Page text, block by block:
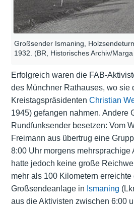
Großsender Ismaning,
1932. (BR, Historisches Archiv/
Erfolgreich waren die FAB-
des Münchner Rathauses, wo sie
Kreistagspräsidenten Christian
1945) gefangen nahmen. Andere
Rundfunksender besetzen: Vom
Freimann aus übertrug eine
8:00 Uhr morgens mehrsprachige
hatte jedoch keine große
mehr als 100 Kilometern
Großsendeanlage in Ismaning
aus die Aktivisten zwischen 6:00